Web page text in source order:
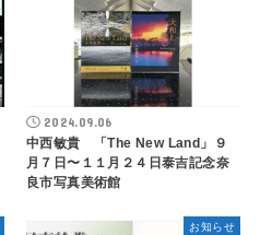
2024.09.06
中西敏貴 「The New Land」９
月７日〜１１月２４日泰吉記念奈
良市写真美術館
お知らせ